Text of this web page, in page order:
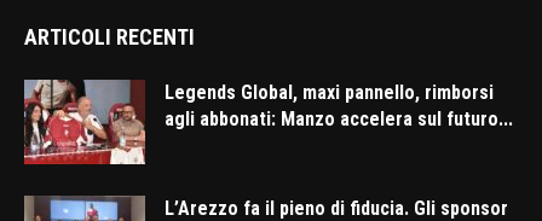
ARTICOLI RECENTI
Legends Global, maxi pannello, rimborsi
agli abbonati: Manzo accelera sul futuro...
L’Arezzo fa il pieno di fiducia. Gli sponsor